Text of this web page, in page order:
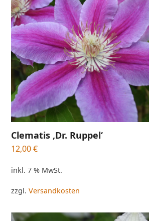
Clematis ‚Dr. Ruppel‘
12,00€
inkl. 7 % MwSt.
zzgl.Versandkosten